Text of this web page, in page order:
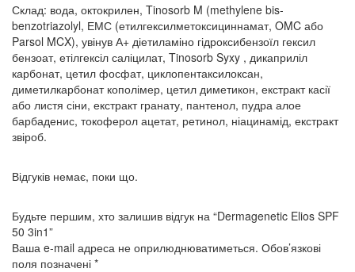
Склад: вода, октокрилен, Tinosorb M (methylene bis-
benzotriazolyl, ЕМС (етилгексилметоксициннамат, OMC або
Parsol MCX), увінув А+ діетиламіно гідроксибензоїл гексил
бензоат, етілгексіл саліцилат, Tinosorb Syxy , дикаприліл
карбонат, цетил фосфат, циклопентаксилоксан,
диметилкарбонат кополімер, цетил диметикон, екстракт касії
або листя сіни, екстракт гранату, пантенол, пудра алое
барбаденис, токоферол ацетат, ретинол, ніацинамід, екстракт
звіроб.
Відгуків немає, поки що.
Будьте першим, хто залишив відгук на “Dermagenetic Elios SPF
50 3in1”
Ваша e-mail адреса не оприлюднюватиметься. Обов’язкові
поля позначені *